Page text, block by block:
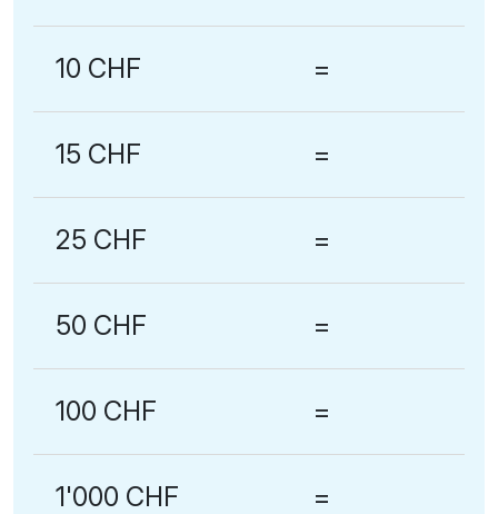
10 CHF =
15 CHF =
25 CHF =
50 CHF =
100 CHF =
1'000 CHF =